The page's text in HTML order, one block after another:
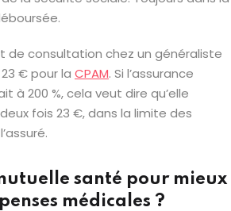
de consultation chez un généraliste
€ pour la CPAM. Si l’assurance
à 200 %, cela veut dire qu’elle
fois 23 €, dans la limite des
santé pour mieux
médicales ?